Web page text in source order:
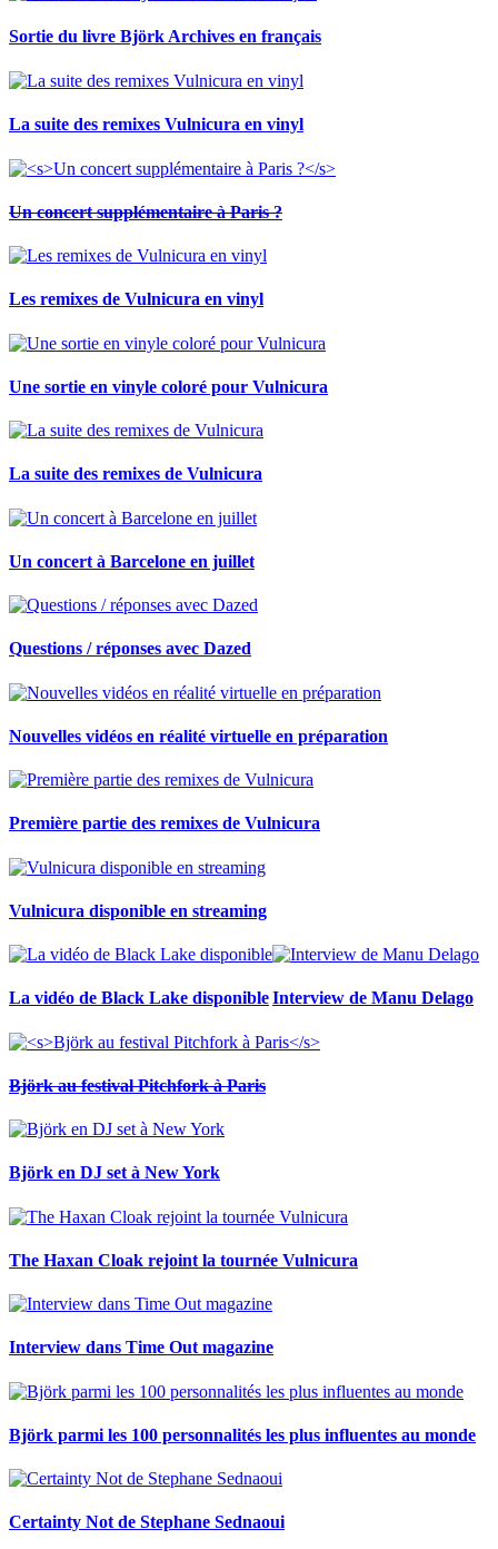
Sortie du livre Björk Archives en français
La suite des remixes Vulnicura en vinyl
Un concert supplémentaire à Paris ?
Les remixes de Vulnicura en vinyl
Une sortie en vinyle coloré pour Vulnicura
La suite des remixes de Vulnicura
Un concert à Barcelone en juillet
Questions / réponses avec Dazed
Nouvelles vidéos en réalité virtuelle en préparation
Première partie des remixes de Vulnicura
Vulnicura disponible en streaming
La vidéo de Black Lake disponibleInterview de Manu Delago
Björk au festival Pitchfork à Paris
Björk en DJ set à New York
The Haxan Cloak rejoint la tournée Vulnicura
Interview dans Time Out magazine
Björk parmi les 100 personnalités les plus influentes au monde
Certainty Not de Stephane Sednaoui